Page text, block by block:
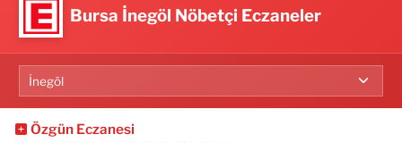
Bursa İnegöl Nöbetçi Eczaneler
Özgün Eczanesi